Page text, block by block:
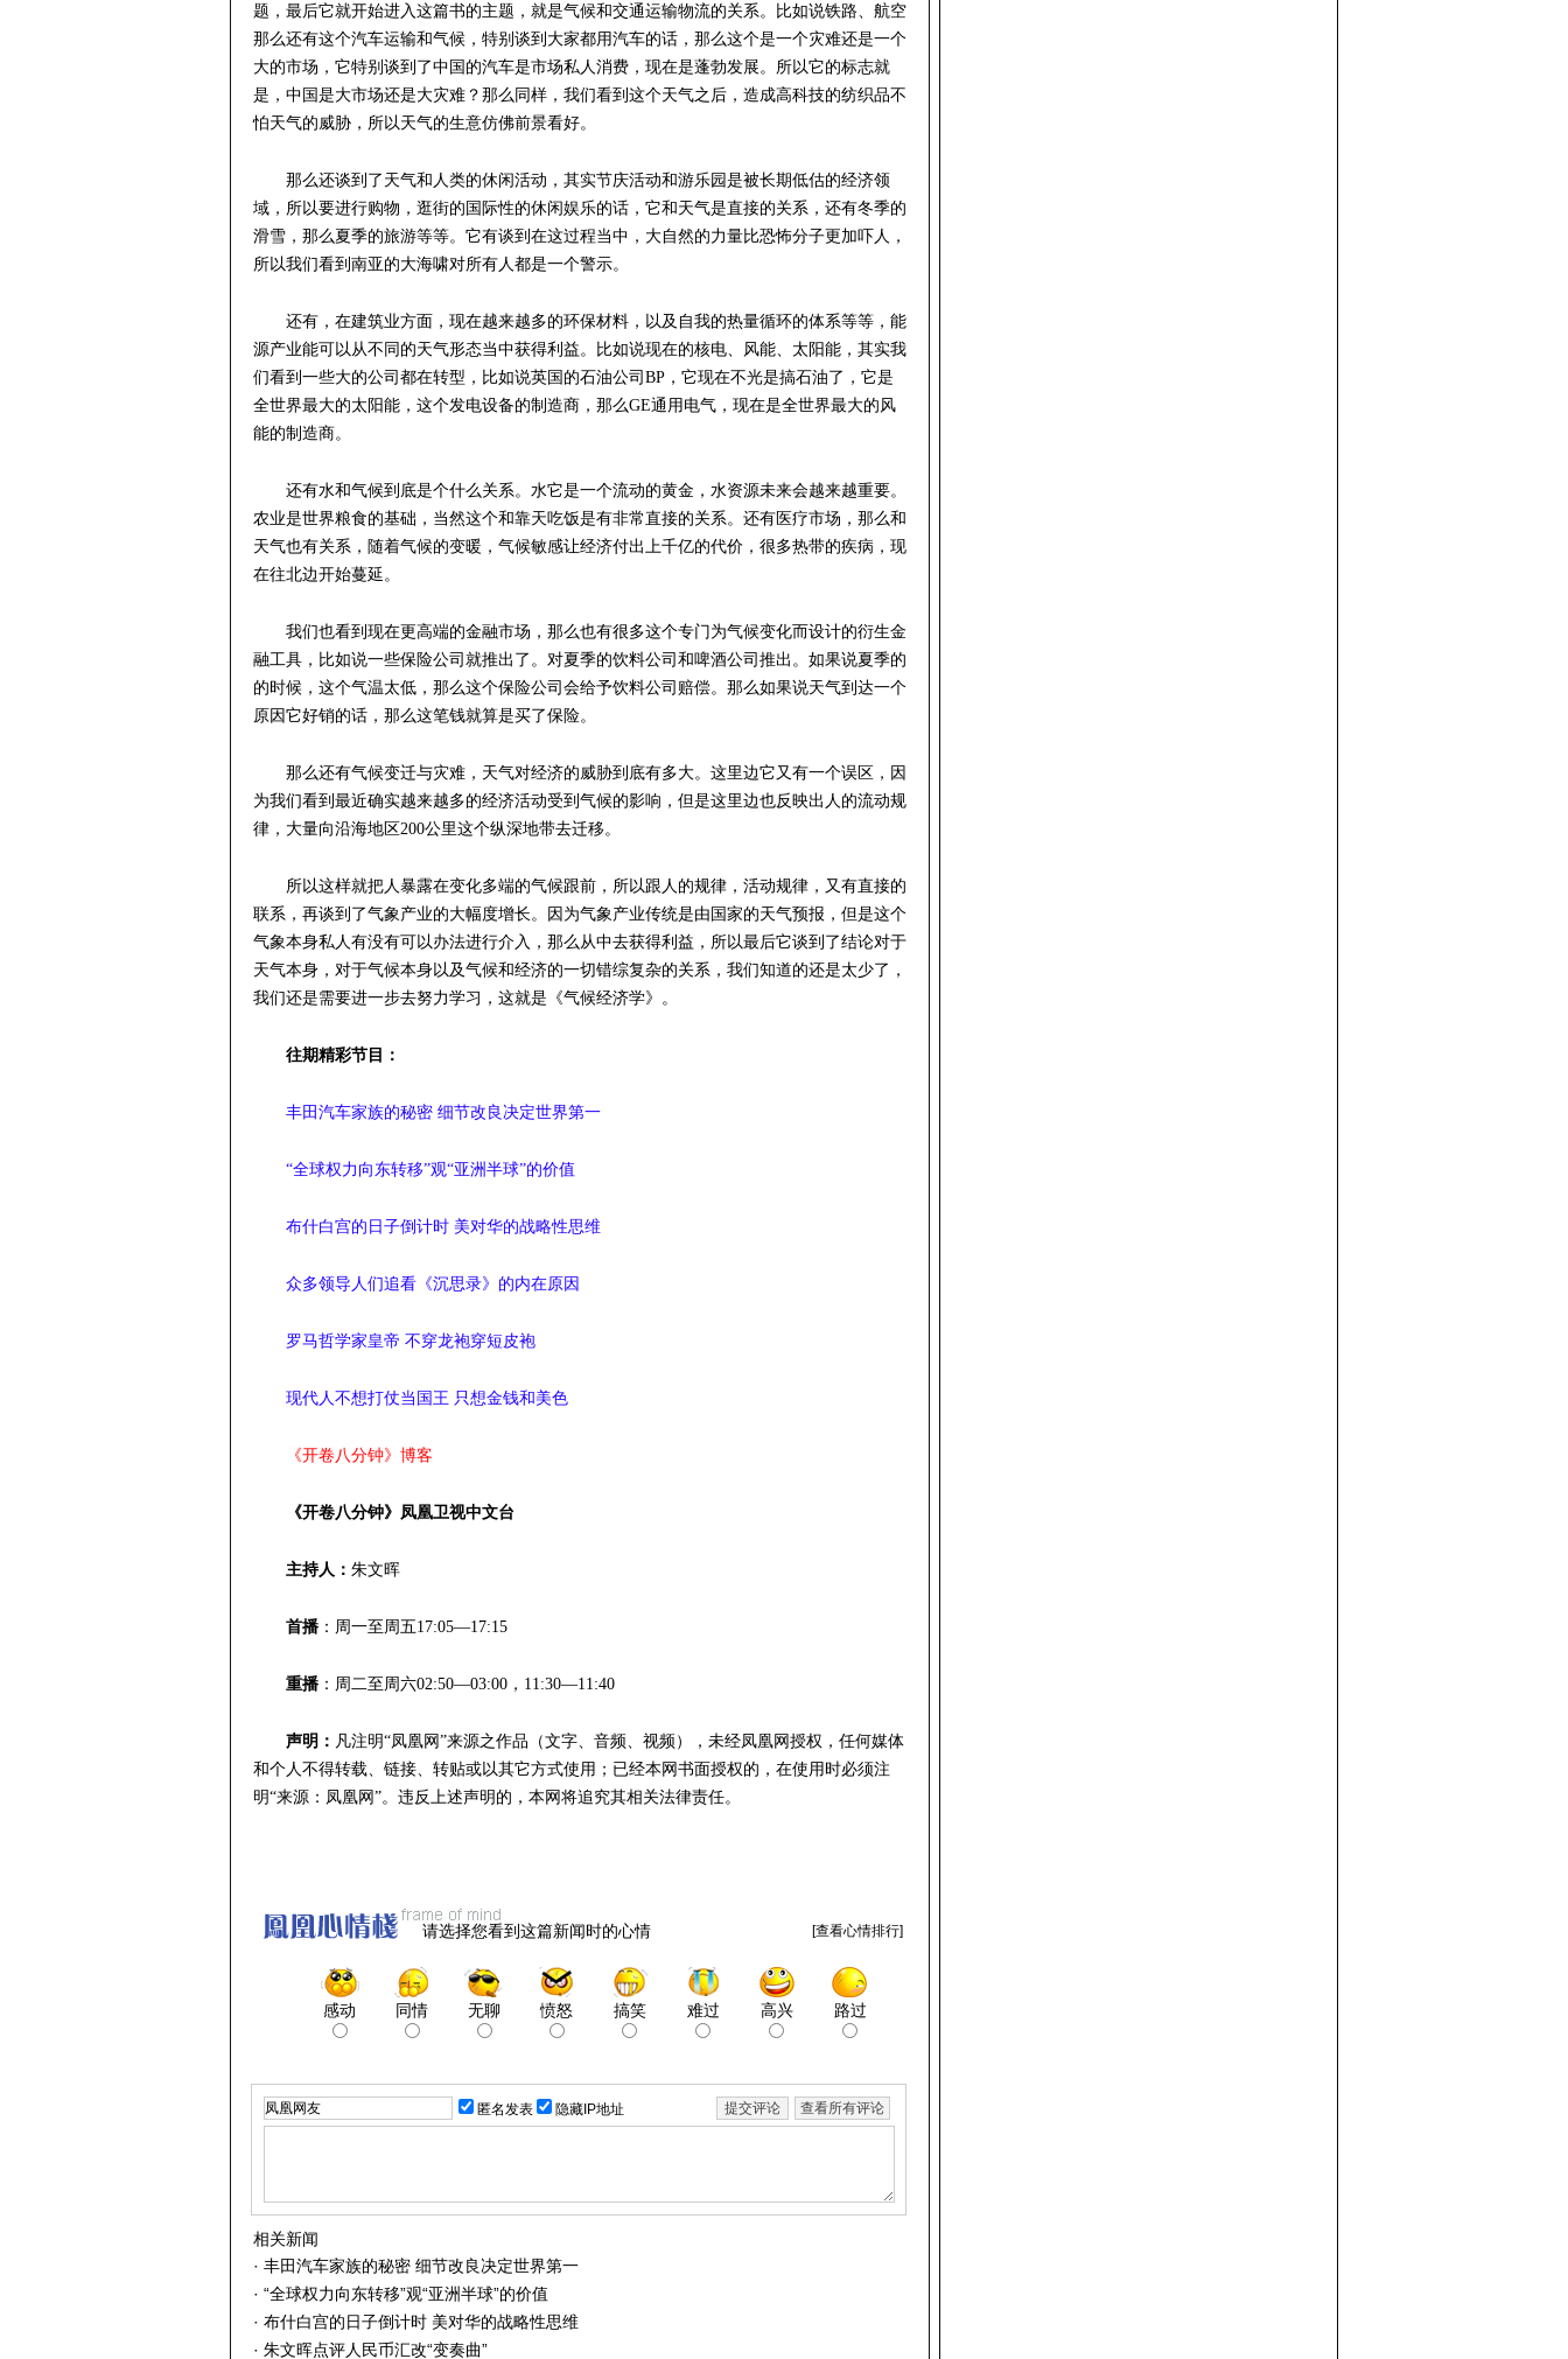
题，最后它就开始进入这篇书的主题，就是气候和交通运输物流的关系。比如说铁路、航空
那么还有这个汽车运输和气候，特别谈到大家都用汽车的话，那么这个是一个灾难还是一个
大的市场，它特别谈到了中国的汽车是市场私人消费，现在是蓬勃发展。所以它的标志就
是，中国是大市场还是大灾难？那么同样，我们看到这个天气之后，造成高科技的纺织品不
怕天气的威胁，所以天气的生意仿佛前景看好。
那么还谈到了天气和人类的休闲活动，其实节庆活动和游乐园是被长期低估的经济领
域，所以要进行购物，逛街的国际性的休闲娱乐的话，它和天气是直接的关系，还有冬季的
滑雪，那么夏季的旅游等等。它有谈到在这过程当中，大自然的力量比恐怖分子更加吓人，
所以我们看到南亚的大海啸对所有人都是一个警示。
还有，在建筑业方面，现在越来越多的环保材料，以及自我的热量循环的体系等等，能
源产业能可以从不同的天气形态当中获得利益。比如说现在的核电、风能、太阳能，其实我
们看到一些大的公司都在转型，比如说英国的石油公司BP，它现在不光是搞石油了，它是
全世界最大的太阳能，这个发电设备的制造商，那么GE通用电气，现在是全世界最大的风
能的制造商。
还有水和气候到底是个什么关系。水它是一个流动的黄金，水资源未来会越来越重要。
农业是世界粮食的基础，当然这个和靠天吃饭是有非常直接的关系。还有医疗市场，那么和
天气也有关系，随着气候的变暖，气候敏感让经济付出上千亿的代价，很多热带的疾病，现
在往北边开始蔓延。
我们也看到现在更高端的金融市场，那么也有很多这个专门为气候变化而设计的衍生金
融工具，比如说一些保险公司就推出了。对夏季的饮料公司和啤酒公司推出。如果说夏季的
的时候，这个气温太低，那么这个保险公司会给予饮料公司赔偿。那么如果说天气到达一个
原因它好销的话，那么这笔钱就算是买了保险。
那么还有气候变迁与灾难，天气对经济的威胁到底有多大。这里边它又有一个误区，因
为我们看到最近确实越来越多的经济活动受到气候的影响，但是这里边也反映出人的流动规
律，大量向沿海地区200公里这个纵深地带去迁移。
所以这样就把人暴露在变化多端的气候跟前，所以跟人的规律，活动规律，又有直接的
联系，再谈到了气象产业的大幅度增长。因为气象产业传统是由国家的天气预报，但是这个
气象本身私人有没有可以办法进行介入，那么从中去获得利益，所以最后它谈到了结论对于
天气本身，对于气候本身以及气候和经济的一切错综复杂的关系，我们知道的还是太少了，
我们还是需要进一步去努力学习，这就是《气候经济学》。
往期精彩节目：
丰田汽车家族的秘密 细节改良决定世界第一
“全球权力向东转移”观“亚洲半球”的价值
布什白宫的日子倒计时 美对华的战略性思维
众多领导人们追看《沉思录》的内在原因
罗马哲学家皇帝 不穿龙袍穿短皮袍
现代人不想打仗当国王 只想金钱和美色
《开卷八分钟》博客
《开卷八分钟》凤凰卫视中文台
主持人： 朱文晖
首播 ：周一至周五17:05—17:15
重播 ：周二至周六02:50—03:00，11:30—11:40
声明： 凡注明“凤凰网”来源之作品（文字、音频、视频），未经凤凰网授权，任何媒体
和个人不得转载、链接、转贴或以其它方式使用；已经本网书面授权的，在使用时必须注
明“来源：凤凰网”。违反上述声明的，本网将追究其相关法律责任。
请选择您看到这篇新闻时的心情 [查看心情排行]
感动 同情 无聊 愤怒 搞笑 难过 高兴 路过
匿名发表 隐藏IP地址
相关新闻
· 丰田汽车家族的秘密 细节改良决定世界第一
· “全球权力向东转移”观“亚洲半球”的价值
· 布什白宫的日子倒计时 美对华的战略性思维
· 朱文晖点评人民币汇改“变奏曲”